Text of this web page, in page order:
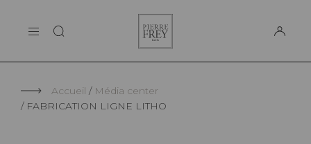
LA MAISON
Frey
Accueil
Média center
FABRICATION LIGNE LITHO